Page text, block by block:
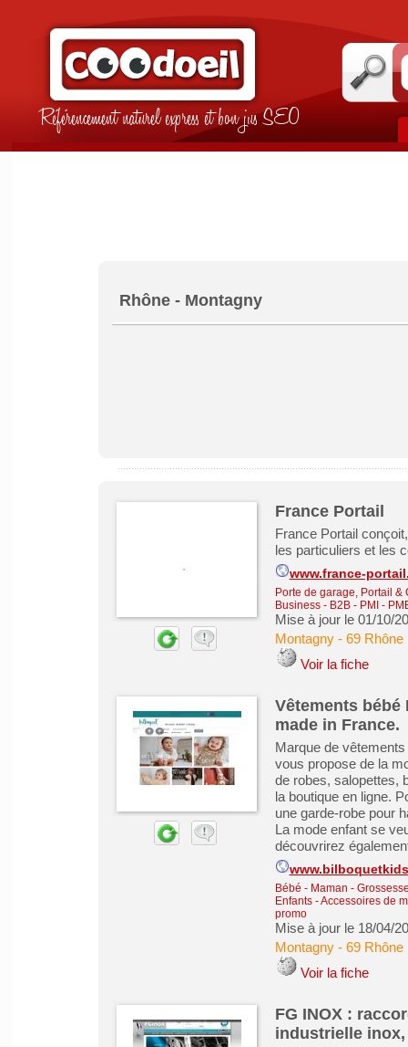
Référencement naturel express et bon jus SEO
Rhône - Montagny
France Portail
France Portail
les particuliers et les
www.france-
Porte de garage, Portail &
Business - B2B - PMI -
Mise à jour le 01/10/
Montagny- 69 Rhône
Voir la fiche
Vêtements bébé
made in France.
Marque de
vous propose de la
de robes, salopettes,
la boutique en ligne.
une garde-robe pour
La mode enfant se
découvrirez
Bébé - Maman -
Enfants - Accessoires de
promo
Mise à jour le 18/04/
Montagny- 69 Rhône
Voir la fiche
FG INOX :
industrielle